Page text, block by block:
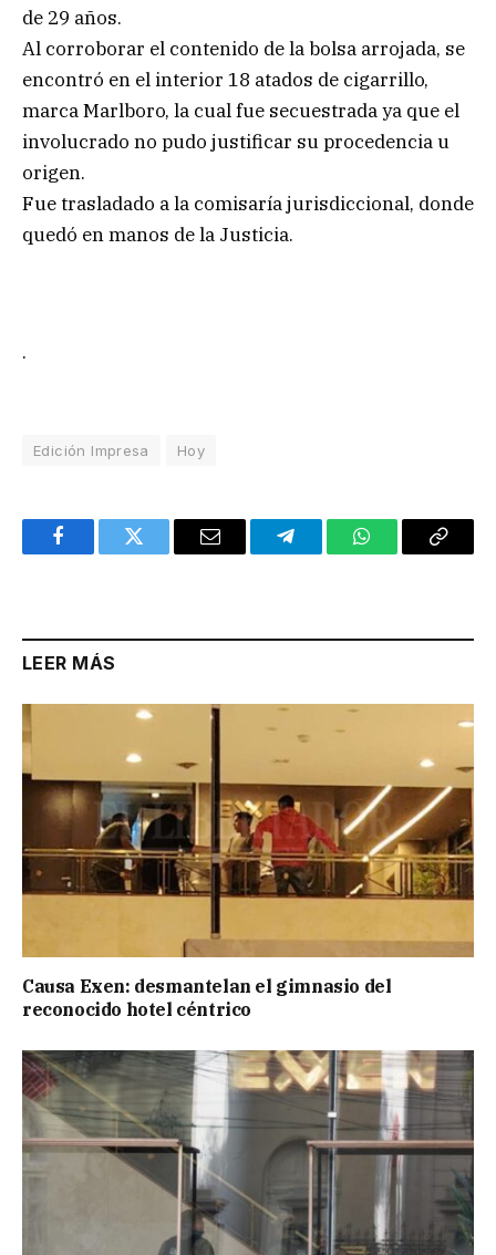
de 29 años.
Al corroborar el contenido de la bolsa arrojada, se
encontró en el interior 18 atados de cigarrillo,
marca Marlboro, la cual fue secuestrada ya que el
involucrado no pudo justificar su procedencia u
origen.
Fue trasladado a la comisaría jurisdiccional, donde
quedó en manos de la Justicia.
.
Edición Impresa Hoy
FacebookTwitter Email TelegramWhatsAppCopy
LEER MÁS
Causa Exen: desmantelan el gimnasio del
reconocido hotel céntrico